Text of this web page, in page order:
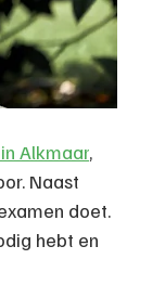
Alkmaar,
Naast
doet.
hebt en